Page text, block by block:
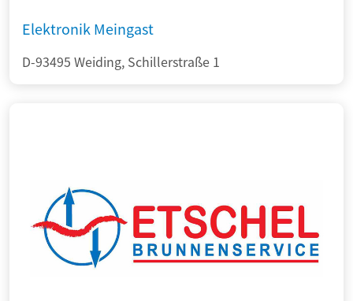
Elektronik Meingast
D-93495 Weiding, Schillerstraße 1